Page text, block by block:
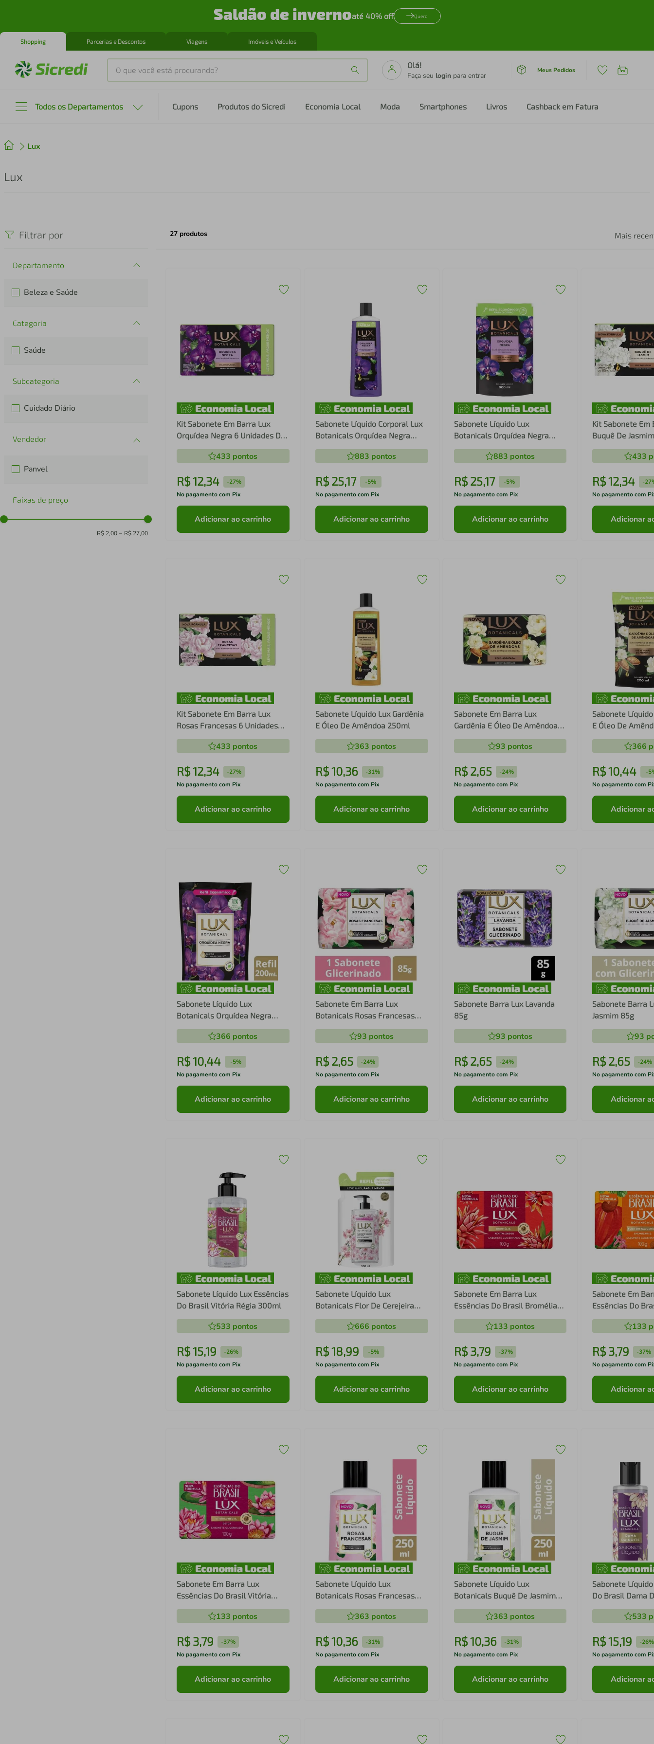
Saldão de invernoaté 40% off Quero
Shopping Parcerias e Descontos Viagens Imóveis e Veículos
O que você está procurando?
Olá!
Faça seu login para entrar
Meus Pedidos
Todos os Departamentos Cupons Produtos do Sicredi Economia Local Moda Smartphones Livros Cashback em Fatura
Lux
Lux
Filtrar por
Departamento
Beleza e Saúde
Categoria
Saúde
Subcategoria
Cuidado Diário
Panvel
Faixas de preço
R$ 2,00 – R$ 27,00
27 produtos Mais
Kit Sabonete Em Barra Lux
Orquídea Negra 6 Unidades De
85g Cada
433 pontos
R$12,34 -27%
No pagamento com Pix
Adicionar ao carrinho
Sabonete Líquido Corporal Lux
Botanicals Orquídea Negra
650ml
883 pontos
R$ 25,17 -5%
No pagamento com Pix
Adicionar ao carrinho
Sabonete Líquido Lux
Botanicals Orquídea Negra
Refil 900ml
883 pontos
R$ 25,17 -5%
No pagamento com Pix
Adicionar ao carrinho
Kit Sabonete Em
Buquê De
85g Cada
433
R$12,34 -
No pagamento com
Adicionar
Kit Sabonete Em Barra Lux
Rosas Francesas 6 Unidades
85g
433 pontos
R$12,34 -27%
No pagamento com Pix
Adicionar ao carrinho
Sabonete Líquido Lux Gardênia
E Óleo De Amêndoa 250ml
363 pontos
R$10,36 -31%
No pagamento com Pix
Adicionar ao carrinho
Sabonete Em Barra Lux
Gardênia E Óleo De Amêndoas
85g
93 pontos
R$ 2,65 -24%
No pagamento com Pix
Adicionar ao carrinho
Sabonete
E Óleo De
200ml
366
R$10,44 -
No pagamento com
Adicionar
Sabonete Líquido Lux
Botanicals Orquídea Negra
200ml - Refil
366 pontos
R$10,44 -5%
No pagamento com Pix
Adicionar ao carrinho
Sabonete Em Barra Lux
Botanicals Rosas Francesas
85g
93 pontos
R$ 2,65 -24%
No pagamento com Pix
Adicionar ao carrinho
Sabonete Barra Lux Lavanda
85g
93 pontos
R$ 2,65 -24%
No pagamento com Pix
Adicionar ao carrinho
Sabonete Barra
Jasmim 85g
93
R$2,65 -24%
No pagamento com
Adicionar
Sabonete Líquido Lux Essências
Do Brasil Vitória Régia 300ml
533 pontos
R$15,19 -26%
No pagamento com Pix
Adicionar ao carrinho
Sabonete Líquido Lux
Botanicals Flor De Cerejeira
500ml - Refil
666 pontos
R$18,99 -5%
No pagamento com Pix
Adicionar ao carrinho
Sabonete Em Barra Lux
Essências Do Brasil Bromélia
100g
133 pontos
R$ 3,79 -37%
No pagamento com Pix
Adicionar ao carrinho
Sabonete Em
Essências Do
Cajueiro 100g
133
R$3,79 -37%
No pagamento com
Adicionar
Sabonete Em Barra Lux
Essências Do Brasil Vitória
Régia 100g
133 pontos
R$ 3,79 -37%
No pagamento com Pix
Adicionar ao carrinho
Sabonete Líquido Lux
Botanicals Rosas Francesas
250ml
363 pontos
R$10,36 -31%
No pagamento com Pix
Adicionar ao carrinho
Sabonete Líquido Lux
Botanicals Buquê De Jasmim
250ml
363 pontos
R$10,36 -31%
No pagamento com Pix
Adicionar ao carrinho
Sabonete
Do Brasil Dama
300ml
533
R$15,19 -26%
No pagamento com
Adicionar